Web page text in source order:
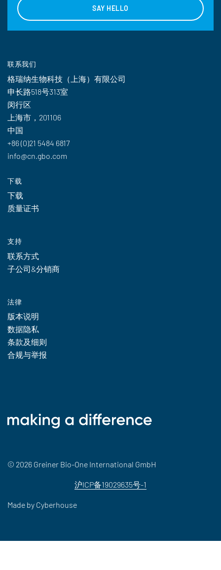
SAY HELLO
联系我们
格瑞纳生物科技（上海）有限公司
申长路518号313室
闵行区
上海市，201106
中国
+86 (0)21 5484 6817
info@cn.gbo.com
下载
下载
质量证书
支持
联系方式
子公司&分销商
法律
版本说明
数据隐私
条款及细则
合规与举报
© 2026 Greiner Bio-One International GmbH
沪ICP备19029635号-1
Made by Cyberhouse